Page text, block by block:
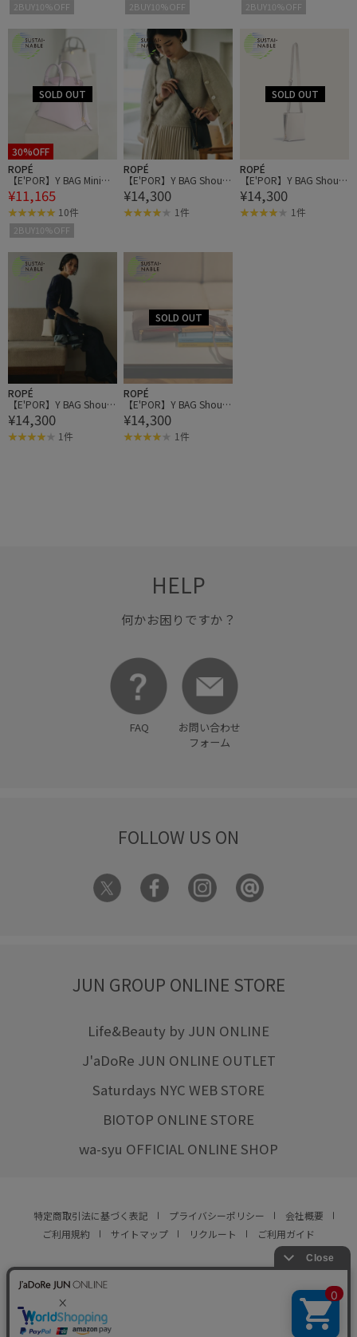
2BUY10%OFF 2BUY10%OFF 2BUY10%OFF
30%OFF
ROPÉ
【E'POR】Y BAG Mini
【超軽量】
¥11,165
10件
2BUY10%OFF
ROPÉ
【E'POR】Y BAG Should
er Micro【超軽量】【WE
B・一部店舗限定】
¥14,300
1件
ROPÉ
【E'POR】Y BAG Should
er Micro【超軽量】【WE
B・一部店舗限定】
¥14,300
1件
ROPÉ
【E'POR】Y BAG Should
er Micro【超軽量】【WE
B・一部店舗限定】
¥14,300
1件
ROPÉ
【E'POR】Y BAG Should
er Micro【超軽量】【WE
B・一部店舗限定】
¥14,300
1件
HELP
何かお困りですか？
FAQ
お問い合わせ
フォーム
FOLLOW US ON
JUN GROUP ONLINE STORE
Life&Beauty by JUN ONLINE
J'aDoRe JUN ONLINE OUTLET
Saturdays NYC WEB STORE
BIOTOP ONLINE STORE
wa-syu OFFICIAL ONLINE SHOP
特定商取引法に基づく表記 プライバシーポリシー
会社概要
ご利用規約
サイトマップ リクルート ご利用ガイド
© JUN CO.,LTD. ALL RIGHTS RESERVED.